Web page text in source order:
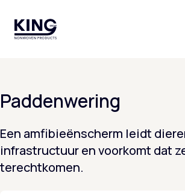
KING Group Logo - Startpagina
Paddenwering
Een amfibieënscherm leidt
infrastructuur en voorkomt dat
terechtkomen.